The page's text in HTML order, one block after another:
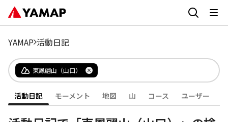
YAMAP 活動日記
東鳳翩山（山口）
活動日記 モーメント 地図 山 コース ユーザー